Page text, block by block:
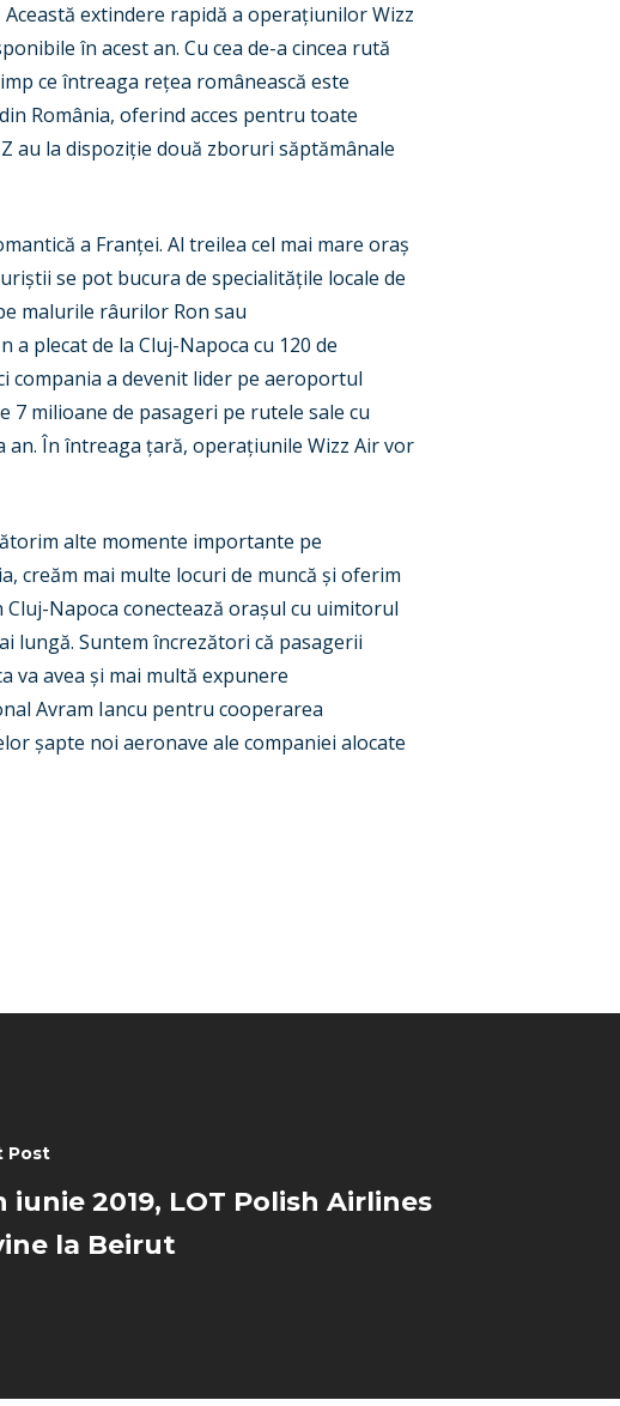
extindere rapidă a operațiunilor Wizz
în acest an. Cu cea de-a cincea rută
ce întreaga rețea românească este
România, oferind acces pentru toate
au la dispoziție două zboruri săptămânale
a Franței. Al treilea cel mai mare oraș
se pot bucura de specialitățile locale de
malurile râurilor Ron sau
plecat de la Cluj-Napoca cu 120 de
compania a devenit lider pe aeroportul
milioane de pasageri pe rutele sale cu
an. În întreaga țară, operațiunile Wizz Air vor
alte momente importante pe
creăm mai multe locuri de muncă și oferim
Napoca conectează orașul cu uimitorul
lungă. Suntem încrezători că pasagerii
va avea și mai multă expunere
Avram Iancu pentru cooperarea
șapte noi aeronave ale companiei alocate
Post
iunie 2019, LOT Polish Airlines
la Beirut